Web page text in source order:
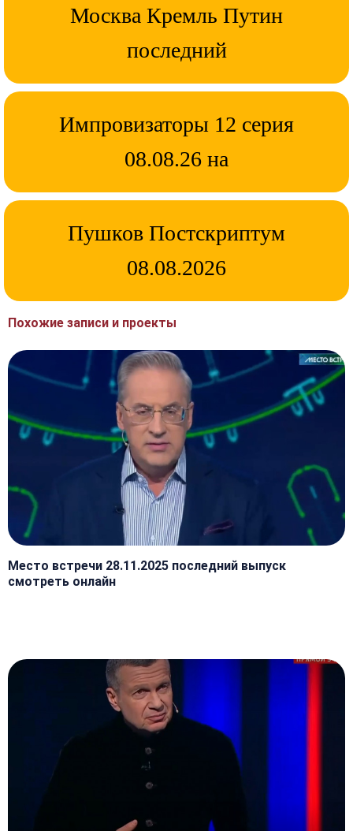
Москва Кремль Путин
последний
Импровизаторы 12 серия
08.08.26 на
Пушков Постскриптум
08.08.2026
Похожие записи и проекты
Место встречи 28.11.2025 последний выпуск
смотреть онлайн